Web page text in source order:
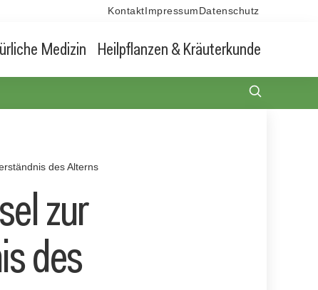
Kontakt Impressum Datenschutz
Medizin Heilpflanzen & Kräuterkunde
des Alterns
zur
des